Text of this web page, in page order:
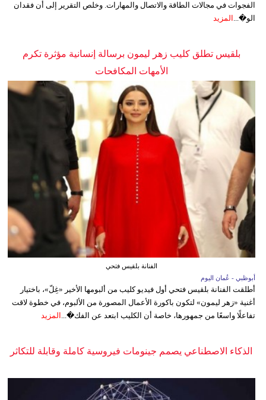
الفجوات في مجالات الطاقة والاتصال والمهارات. وخلص التقرير إلى أن فقدان
الو�... المزيد
بلقيس تطلق كليب زهر ليمون برسالة إنسانية مؤثرة تكرم
الأمهات المكافحات
الفنانة بلقيس فتحي
أبوظبي - عُمان اليوم
أطلقت الفنانة بلقيس فتحي أول فيديو كليب من ألبومها الأخير «غِلّ»، باختيار
أغنية «زهر ليمون» لتكون باكورة الأعمال المصورة من الألبوم، في خطوة لاقت
تفاعلًا واسعًا من جمهورها، خاصة أن الكليب ابتعد عن الفك�... المزيد
الذكاء الاصطناعي يصمم جينومات فيروسية كاملة وقابلة للتكاثر